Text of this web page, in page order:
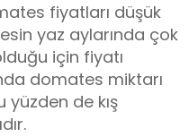
fiyatları düşük
yaz aylarında çok
için fiyatı
domates miktarı
yüzden de kış